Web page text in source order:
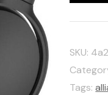
SKU:
Tags: